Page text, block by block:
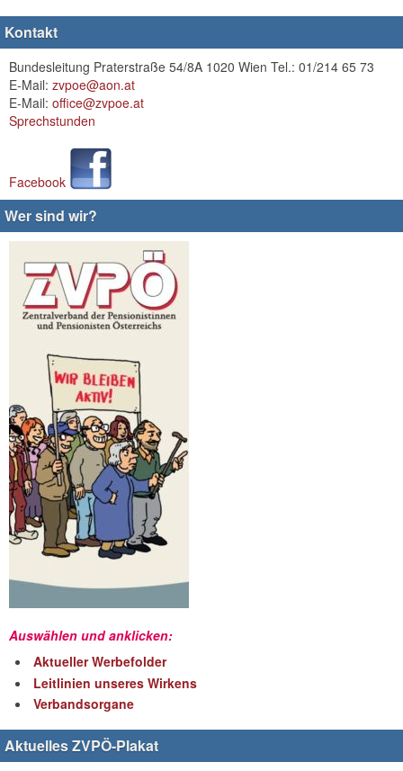
Kontakt
Bundesleitung Praterstraße 54/8A 1020 Wien Tel.: 01/214 65 73
E-Mail: zvpoe@aon.at
E-Mail: office@zvpoe.at
Sprechstunden
Facebook
Wer sind wir?
Auswählen und anklicken:
Aktueller Werbefolder
Leitlinien unseres Wirkens
Verbandsorgane
Aktuelles ZVPÖ-Plakat